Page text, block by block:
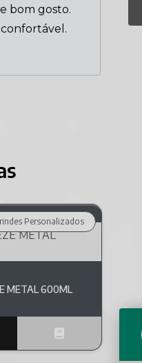
bom gosto.
METAL 600ML
Personalizados